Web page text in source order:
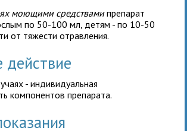
моющими средствамипрепарат
по 50-100 мл, детям - по 10-50
от тяжести отравления.
действие
- индивидуальная
компонентов препарата.